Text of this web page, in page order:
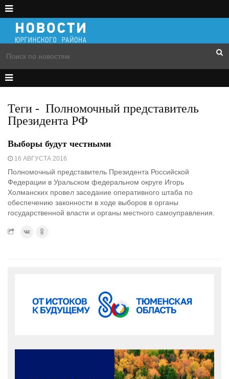
Теги - Полномочный представитель
Президента РФ
Выборы будут честными
16 АВГУСТА 2016
Полномочный представитель Президента Российской
Федерации в Уральском федеральном округе Игорь
Холманских провел заседание оперативного штаба по
обеспечению законности в ходе выборов в органы
государственной власти и органы местного самоуправления.